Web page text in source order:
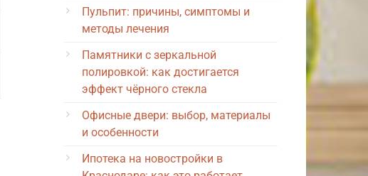
Пульпит: причины, симптомы и
методы лечения
Памятники с зеркальной
полировкой: как достигается
эффект чёрного стекла
Офисные двери: выбор, материалы
и особенности
Ипотека на новостройки в